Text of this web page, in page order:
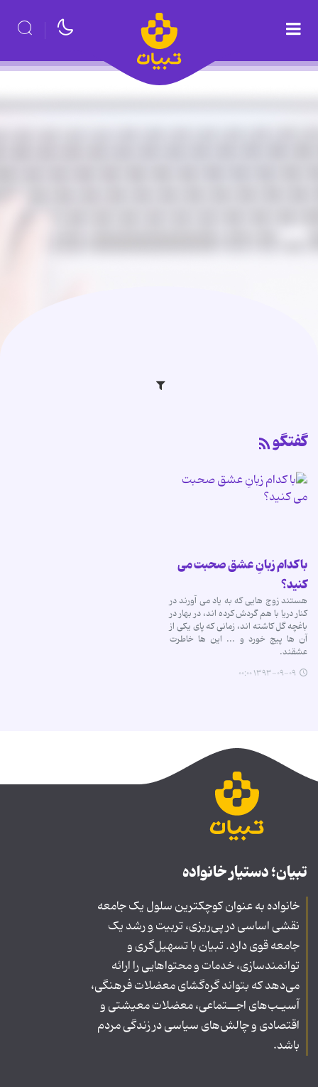
گفتگو
با کدام زبانِ عشق صحبت می
کنید؟
هستند زوج هایی که به یاد می آورند در
کنار دریا با هم گردش کرده اند، در بهار در
باغچه گل کاشته اند، زمانی که پای یکی از
آن ها پیچ خورد و ... این ها خاطرت
عشقند.
۱۳۹۳-۰۹-۰۹ ۰۰:۰۰
تبیان؛ دستیار خانواده
خانواده به عنوان کوچکترین سلول یک جامعه
نقشی اساسی در پی‌ریزی، تربیت و رشد یک
جامعه قوی دارد. تبیان با تسهیل‌گری و
توانمندسازی، خدمات و محتواهایی را ارائه
می‌دهد که بتواند گره‌گشای معضلات فرهنگی،
آسیـب‌های اجــتماعی، معضلات معیشتی و
اقتصادی و چالش‌های سیاسی در زندگی مردم
باشد.